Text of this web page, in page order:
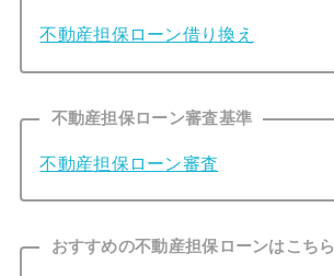
不動産担保ローン借り換え
不動産担保ローン審査基準
不動産担保ローン審査
おすすめの不動産担保ローンはこちら